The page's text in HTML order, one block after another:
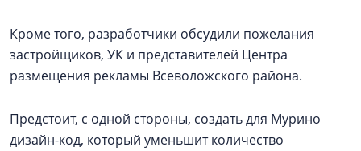
Кроме того, разработчики обсудили пожелания
застройщиков, УК и представителей Центра
размещения рекламы Всеволожского района.
Предстоит, с одной стороны, создать для Мурино
дизайн-код, который уменьшит количество